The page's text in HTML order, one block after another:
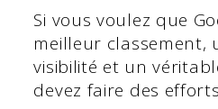
Si vous voulez que
meilleur classement,
visibilité et un
devez faire des